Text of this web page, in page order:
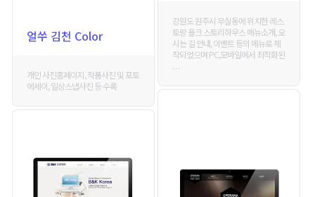
얼쑤 김천 Color
개인 사진홈페이지, 작품사진 및 포토
에세이, 일상스냅사진 등 수록
강원도 원주시 무실동에 위치한 레스
토랑 욜크 스토리하우스 메뉴소개, 오
시는 길 안내, 이벤트 등의 메뉴로 제
작되었으며 PC,모바일에서 최적화된
. . .